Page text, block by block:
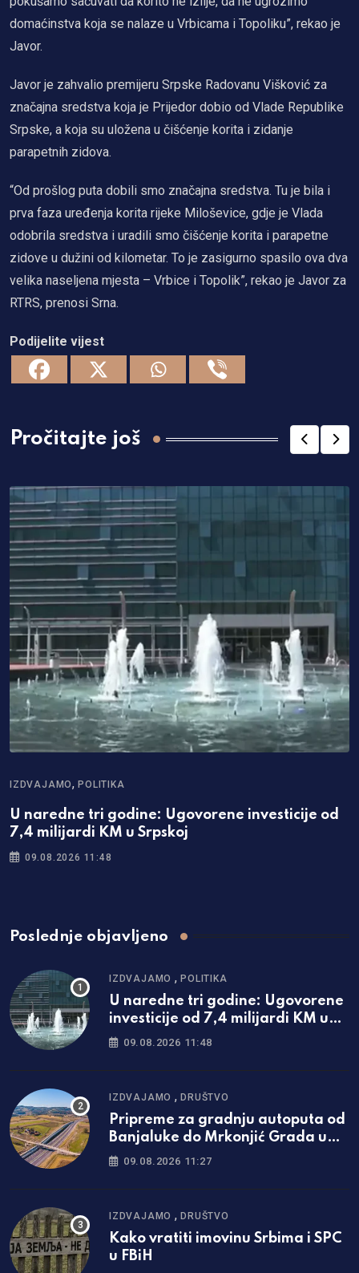
domaćinstva koja se nalaze u Vrbicama i Topoliku”, rekao je
Javor.
Javor je zahvalio premijeru Srpske Radovanu Višković za
značajna sredstva koja je Prijedor dobio od Vlade Republike
Srpske, a koja su uložena u čišćenje korita i zidanje
parapetnih zidova.
“Od prošlog puta dobili smo značajna sredstva. Tu je bila i
prva faza uređenja korita rijeke Miloševice, gdje je Vlada
odobrila sredstva i uradili smo čišćenje korita i parapetne
zidove u dužini od kilometar. To je zasigurno spasilo ova dva
velika naseljena mjesta – Vrbice i Topolik”, rekao je Javor za
RTRS, prenosi Srna.
Podijelite vijest
Pročitajte još
IZDVAJAMO,POLITIKA
U naredne tri godine: Ugovorene investicije od
7,4 milijardi KM u Srpskoj
09.08.2026 11:48
Poslednje objavljeno
IZDVAJAMO ,POLITIKA
U naredne tri godine: Ugovorene
investicije od 7,4 milijardi KM u
Srpskoj
09.08.2026 11:48
IZDVAJAMO ,DRUŠTVO
Pripreme za gradnju autoputa od
Banjaluke do Mrkonjić Grada u
završnoj fazi
09.08.2026 11:27
IZDVAJAMO ,DRUŠTVO
Kako vratiti imovinu Srbima i SPC
u FBiH